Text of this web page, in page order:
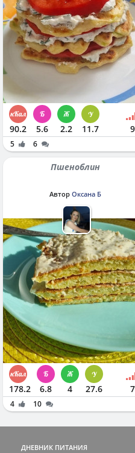
90.2 5.6 2.2 11.7 9
5 6
Пшеноблин
Автор Оксана Б
178.2 6.8 4 27.6 7
4 10
ДНЕВНИК ПИТАНИЯ